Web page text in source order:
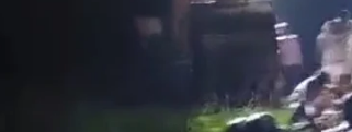
बंद करने से पटना कैनाल का रास्ता हुआ बंद, एक किलोमीटर बारुण